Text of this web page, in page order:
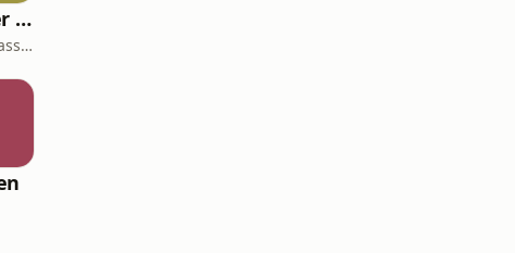
Ufortalt - stemmer indefra
Niels Bjørn, Ane Skak, Lasse Soll Sunde